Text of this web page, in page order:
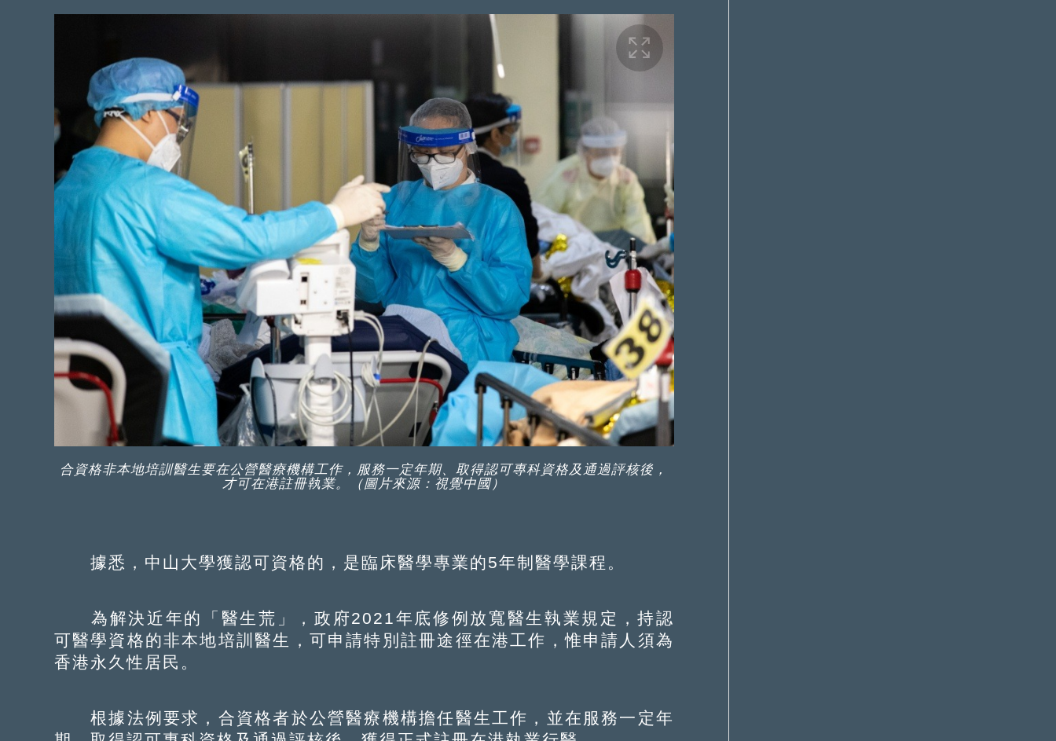
合資格非本地培訓醫生要在公營醫療機構工作，服務一定年期、取得認可專科資格及通過評核後，
才可在港註冊執業。（圖片來源：視覺中國）
據悉，中山大學獲認可資格的，是臨床醫學專業的5年制醫學課程。
為解決近年的「醫生荒」，政府2021年底修例放寬醫生執業規定，持認
可醫學資格的非本地培訓醫生，可申請特別註冊途徑在港工作，惟申請人須為
香港永久性居民。
根據法例要求，合資格者於公營醫療機構擔任醫生工作，並在服務一定年